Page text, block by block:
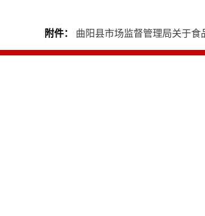
附件： 曲阳县市场监督管理局关于